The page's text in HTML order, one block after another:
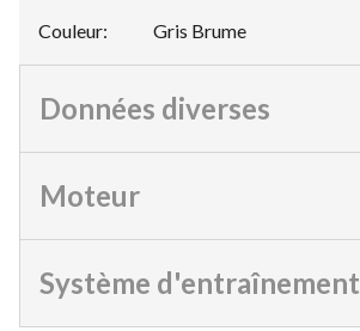
Couleur: Gris Brume
Données diverses
Moteur
Système d'entraînement